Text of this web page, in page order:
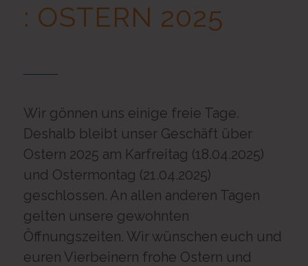
: OSTERN 2025
Wir gönnen uns einige freie Tage.
Deshalb bleibt unser Geschäft über
Ostern 2025 am Karfreitag (18.04.2025)
und Ostermontag (21.04.2025)
geschlossen. An allen anderen Tagen
gelten unsere gewohnten
Öffnungszeiten. Wir wünschen euch und
euren Vierbeinern frohe Ostern und